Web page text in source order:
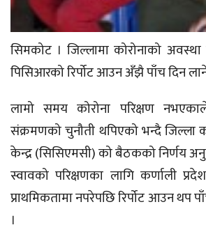
सिमकोट । जिल्लामा कोरोनाको
पिसिआरको रिर्पोट आउन अँझै पाँच दिन
लामो समय कोरोना परिक्षण
संक्रमणको चुनौती थपिएको भन्दै जिल्ला
केन्द्र (सिसिएमसी) को बैठकको निर्णय
स्वावको परिक्षणका लागि कर्णाली
प्राथमिकतामा नपरेपछि रिर्पोट आउन थप
।